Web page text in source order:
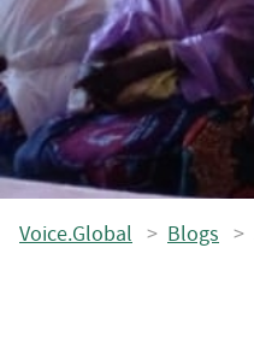
Voice.Global > Blogs >